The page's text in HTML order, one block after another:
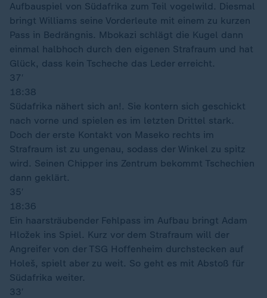
Aufbauspiel von Südafrika zum Teil vogelwild. Diesmal
bringt Williams seine Vorderleute mit einem zu kurzen
Pass in Bedrängnis. Mbokazi schlägt die Kugel dann
einmal halbhoch durch den eigenen Strafraum und hat
Glück, dass kein Tscheche das Leder erreicht.
37′
18:38
Südafrika nähert sich an!. Sie kontern sich geschickt
nach vorne und spielen es im letzten Drittel stark.
Doch der erste Kontakt von Maseko rechts im
Strafraum ist zu ungenau, sodass der Winkel zu spitz
wird. Seinen Chipper ins Zentrum bekommt Tschechien
dann geklärt.
35′
18:36
Ein haarsträubender Fehlpass im Aufbau bringt Adam
Hložek ins Spiel. Kurz vor dem Strafraum will der
Angreifer von der TSG Hoffenheim durchstecken auf
Holeš, spielt aber zu weit. So geht es mit Abstoß für
Südafrika weiter.
33′